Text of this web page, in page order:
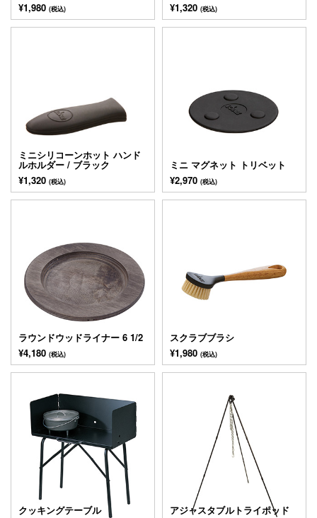
¥1,980 (税込)
¥1,320 (税込)
ミニシリコーンホット ハンド
ルホルダー / ブラック
¥1,320 (税込)
ミニ マグネット トリベット
¥2,970 (税込)
ラウンドウッドライナー 6 1/2
¥4,180 (税込)
スクラブブラシ
¥1,980 (税込)
クッキングテーブル
アジャスタブルトライポッド